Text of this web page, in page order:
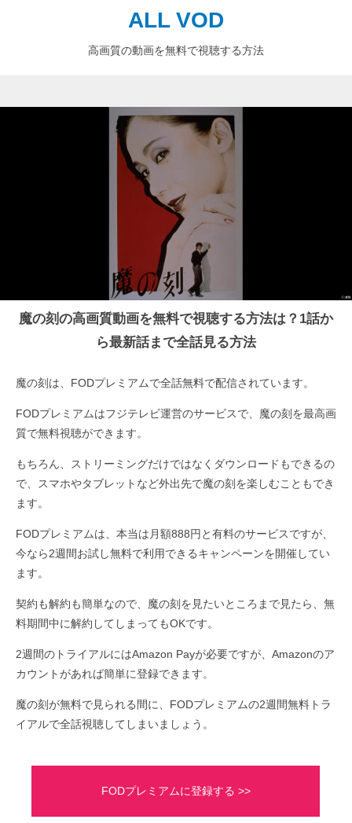
ALL VOD
高画質の動画を無料で視聴する方法
魔の刻の高画質動画を無料で視聴する方法は？1話か
ら最新話まで全話見る方法
魔の刻は、FODプレミアムで全話無料で配信されています。
FODプレミアムはフジテレビ運営のサービスで、魔の刻を最高画
質で無料視聴ができます。
もちろん、ストリーミングだけではなくダウンロードもできるの
で、スマホやタブレットなど外出先で魔の刻を楽しむこともでき
ます。
FODプレミアムは、本当は月額888円と有料のサービスですが、
今なら2週間お試し無料で利用できるキャンペーンを開催してい
ます。
契約も解約も簡単なので、魔の刻を見たいところまで見たら、無
料期間中に解約してしまってもOKです。
2週間のトライアルにはAmazon Payが必要ですが、Amazonのア
カウントがあれば簡単に登録できます。
魔の刻が無料で見られる間に、FODプレミアムの2週間無料トラ
イアルで全話視聴してしまいましょう。
FODプレミアムに登録する >>